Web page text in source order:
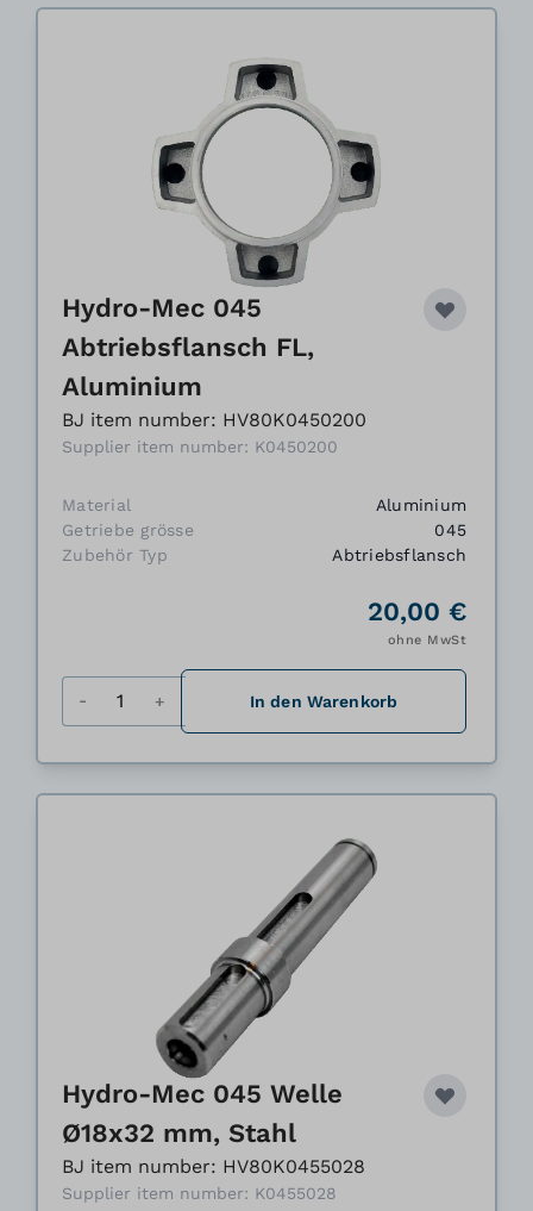
Hydro-Mec 045
Abtriebsflansch FL,
Aluminium
BJ item number: HV80K0450200
Supplier item number: K0450200
Material
Aluminium
Getriebe grösse
045
Zubehör Typ
Abtriebsflansch
20,00 €
ohne MwSt
In den Warenkorb
Hydro-Mec 045 Welle
Ø18x32 mm, Stahl
BJ item number: HV80K0455028
Supplier item number: K0455028